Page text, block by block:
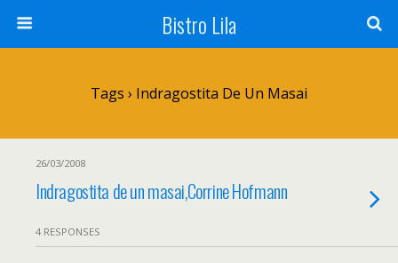
Bistro Lila
Tags › Indragostita De Un Masai
26/03/2008
Indragostita de un masai,Corrine Hofmann
4 RESPONSES